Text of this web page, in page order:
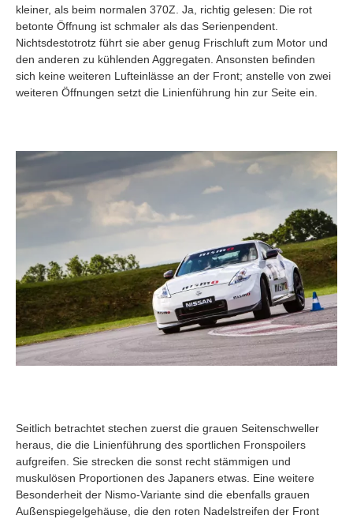
kleiner, als beim normalen 370Z. Ja, richtig gelesen: Die rot
betonte Öffnung ist schmaler als das Serienpendent.
Nichtsdestotrotz führt sie aber genug Frischluft zum Motor und
den anderen zu kühlenden Aggregaten. Ansonsten befinden
sich keine weiteren Lufteinlässe an der Front; anstelle von zwei
weiteren Öffnungen setzt die Linienführung hin zur Seite ein.
Seitlich betrachtet stechen zuerst die grauen Seitenschweller
heraus, die die Linienführung des sportlichen Fronspoilers
aufgreifen. Sie strecken die sonst recht stämmigen und
muskulösen Proportionen des Japaners etwas. Eine weitere
Besonderheit der Nismo-Variante sind die ebenfalls grauen
Außenspiegelgehäuse, die den roten Nadelstreifen der Front